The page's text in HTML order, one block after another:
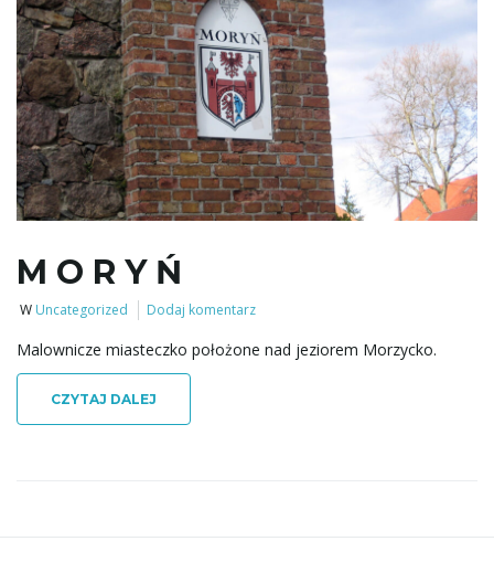
ł
ą
M O R Y Ń
W Uncategorized Dodaj komentarz
Malownicze miasteczko położone nad jeziorem Morzycko.
CZYTAJ DALEJ